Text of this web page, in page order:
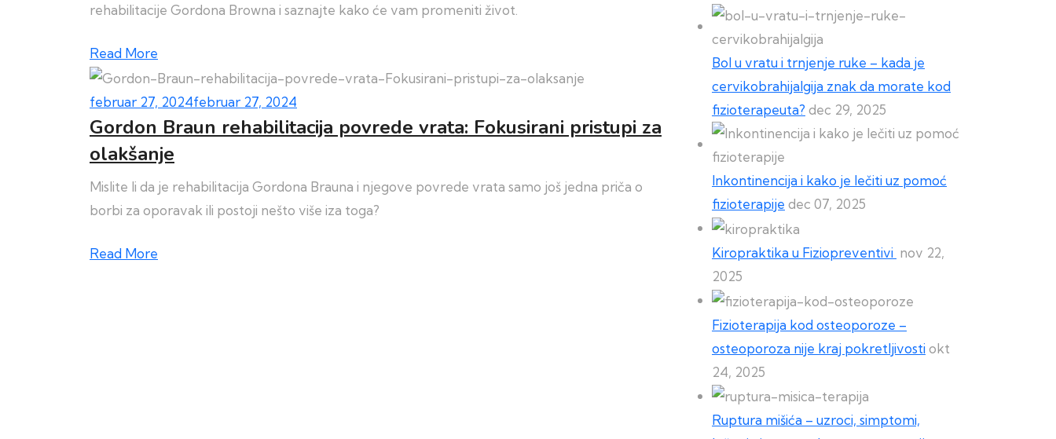
rehabilitacije Gordona Browna i saznajte kako će vam promeniti život.
Read More
februar 27, 2024februar 27, 2024
Gordon Braun rehabilitacija povrede vrata: Fokusirani pristupi za
olakšanje
Mislite li da je rehabilitacija Gordona Brauna i njegove povrede vrata samo još jedna priča o
borbi za oporavak ili postoji nešto više iza toga?
Read More
Bol u vratu i trnjenje ruke – kada je
cervikobrahijalgija znak da morate kod
fizioterapeuta? dec 29, 2025
Inkontinencija i kako je lečiti uz pomoć
fizioterapije dec 07, 2025
Kiropraktika u Fiziopreventivi nov 22,
2025
Fizioterapija kod osteoporoze –
osteoporoza nije kraj pokretljivostiokt
24, 2025
Ruptura mišića – uzroci, simptomi,